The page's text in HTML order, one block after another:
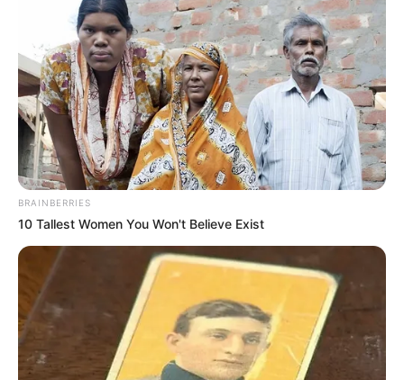
mi az igazság a botrány mögött?
🔥
BRAINBERRIES
10 Tallest Women You Won't Believe Exist